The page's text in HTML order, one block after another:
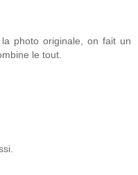
photo originale, on fait un
le tout.